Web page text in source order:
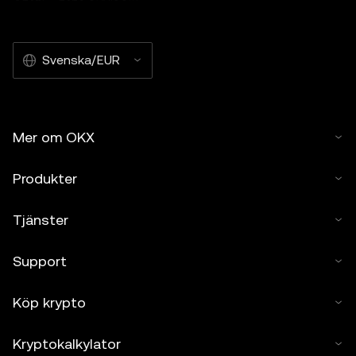
Svenska/EUR
Mer om OKX
Produkter
Tjänster
Support
Köp krypto
Kryptokalkylator